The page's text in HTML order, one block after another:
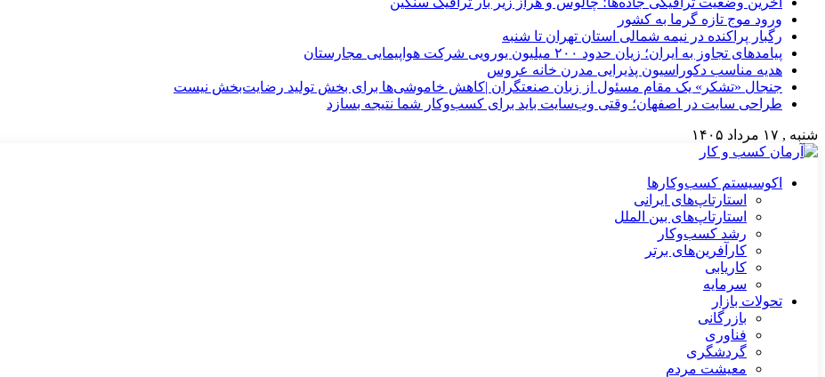
ورود موج تازه گرما به کشور
رگبار پراکنده در نیمه شمالی استان تهران تا شنبه
پیامدهای تجاوز به ایران؛ زیان حدود ۲۰۰ میلیون یورویی شرکت هواپیمایی مجارستان
هدیه مناسب دکوراسیون پذیرایی مدرن خانه عروس
جنجال «تشکر» یک مقام مسئول از زبان صنعتگران |کاهش خاموشی‌ها برای بخش تولید رضایت‌بخش نیست
طراحی سایت در اصفهان؛ وقتی وب‌سایت باید برای کسب‌وکار شما نتیجه بسازد
شنبه , ۱۷ مرداد ۱۴۰۵
اکوسیستم کسب‌وکارها
استارتاپ‌های ایرانی
استارتاپ‌های بین الملل
رشد کسب‌وکار
کارآفرین‌های برتر
کاریابی
سرمایه
تحولات بازار
بازرگانی
فناوری
گردشگری
معیشت مردم